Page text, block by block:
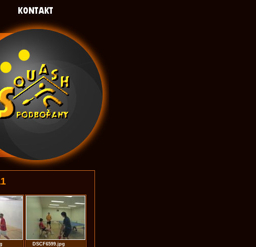
DSCF6599.jpg